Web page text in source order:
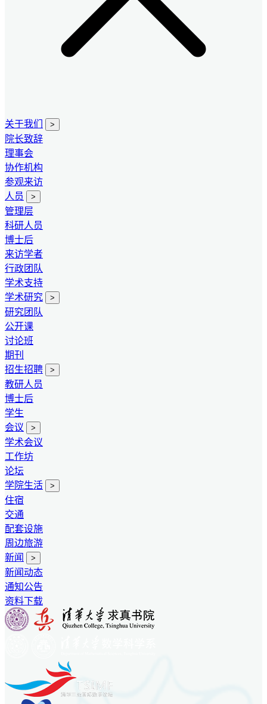
关于我们 >
院长致辞
理事会
协作机构
参观来访
人员
>
管理层
科研人员
博士后
来访学者
行政团队
学术支持
学术研究
>
研究团队
公开课
讨论班
期刊
招生招聘
>
教研人员
博士后
学生
会议
>
学术会议
工作坊
论坛
学院生活
>
住宿
交通
配套设施
周边旅游
新闻
>
新闻动态
通知公告
资料下载